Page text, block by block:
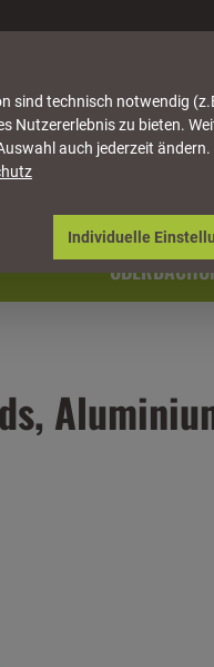
HÄUSER &
sind technisch notwendig
Nutzererlebnis zu bieten.
auch jederzeit
Individuelle